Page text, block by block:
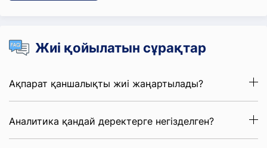
Жиі қойылатын сұрақтар
Ақпарат қаншалықты жиі жаңартылады?
Аналитика қандай деректерге негізделген?